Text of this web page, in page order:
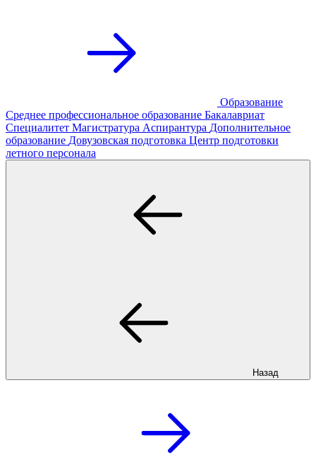
Образование
Среднее профессиональное образование Бакалавриат
Специалитет Магистратура Аспирантура Дополнительное
образование Довузовская подготовка Центр подготовки
летного персонала
Назад